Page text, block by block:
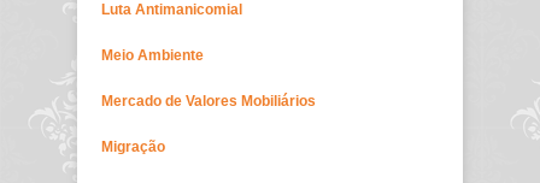
Luta Antimanicomial
Meio Ambiente
Mercado de Valores Mobiliários
Migração